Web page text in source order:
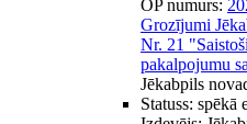
OP numurs:
Grozījumi
Nr. 21
pakalpojumu
Jēkabpils
Statuss: spēkā